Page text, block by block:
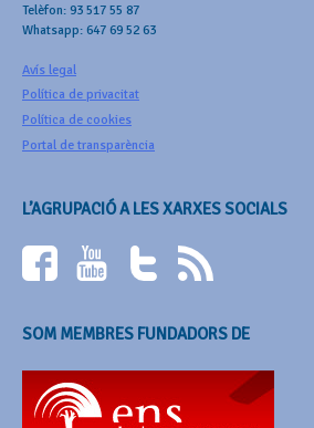
Telèfon: 93 517 55 87
Whatsapp: 647 69 52 63
Avís legal
Política de privacitat
Política de cookies
Portal de transparència
L’AGRUPACIÓ A LES XARXES SOCIALS
SOM MEMBRES FUNDADORS DE